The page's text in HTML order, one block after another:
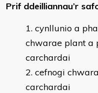
Prif ddeilliannau’r
cynllunio a
chwarae plant a
carchardai
cefnogi
carchardai